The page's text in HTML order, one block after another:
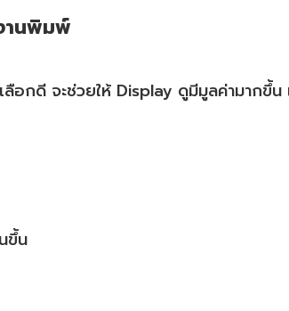
านพิมพ์
อกดี จะช่วยให้ Display ดูมีมูลค่ามากขึ้น
ขึ้น